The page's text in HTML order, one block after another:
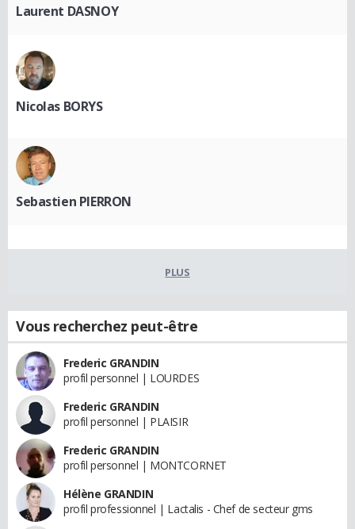
Laurent DASNOY
Nicolas BORYS
Sebastien PIERRON
PLUS
Vous recherchez peut-être
Frederic GRANDIN
profil personnel | LOURDES
Frederic GRANDIN
profil personnel | PLAISIR
Frederic GRANDIN
profil personnel | MONTCORNET
Hélène GRANDIN
profil professionnel | Lactalis - Chef de secteur gms